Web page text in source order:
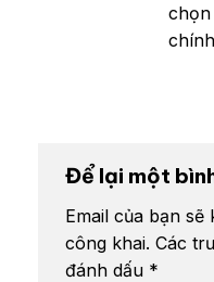
chọn
Để lại một
Email của bạn
công khai. Các
đánh dấu *